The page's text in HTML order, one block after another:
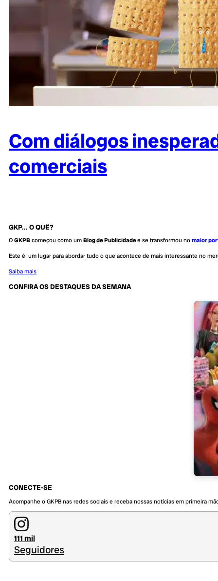
Com diálogos
comerciais
GKP... O QUÊ?
OGKPBcomeçou como umBlog de Publicidadee se transformou nomaior
Este é um lugar para abordar tudo o que acontece de mais interessante no
Saiba mais
CONFIRA OS DESTAQUES DA SEMANA
CONECTE-SE
Acompanhe o GKPB nas redes sociais e receba nossas notícias em primeira
111 mil
Seguidores